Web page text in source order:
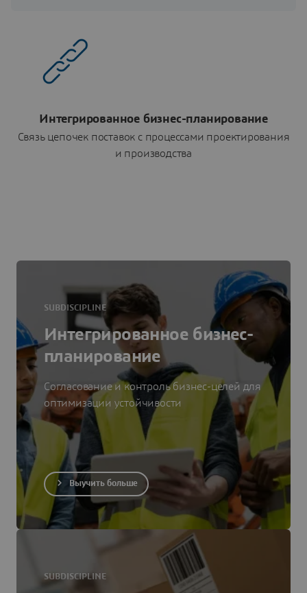
Интегрированное бизнес-планирование
Связь цепочек поставок с процессами проектирования
и производства
SUBDISCIPLINE
Интегрированное бизнес-
планирование
Согласование и контроль бизнес-целей для
оптимизации устойчивости
Выучить больше
SUBDISCIPLINE